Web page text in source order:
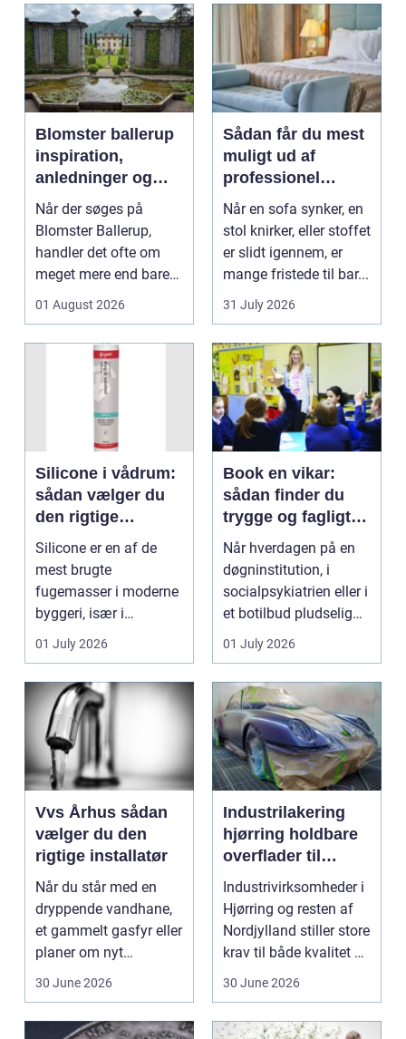
Blomster ballerup
inspiration,
anledninger og
lokale muligheder
Når der søges på
Blomster Ballerup,
handler det ofte om
meget mere end bare
Blomste...
01 August 2026
Sådan får du mest
muligt ud af
professionel
møbelpolstring
Når en sofa synker, en
stol knirker, eller stoffet
er slidt igennem, er
mange fristede til bar...
31 July 2026
Silicone i vådrum:
sådan vælger du
den rigtige
fugemasse
Silicone er en af de
mest brugte
fugemasser i moderne
byggeri, især i
badeværelser,
køkkener og andr...
01 July 2026
Book en vikar:
sådan finder du
trygge og fagligt
stærke løsninger
Når hverdagen på en
døgninstitution, i
socialpsykiatrien eller i
et botilbud pludselig
ændrer sig, k...
01 July 2026
Vvs Århus sådan
vælger du den
rigtige installatør
Når du står med en
dryppende vandhane,
et gammelt gasfyr eller
planer om nyt
30 June 2026
Industrilakering
hjørring holdbare
overflader til
industri og erhverv
Industrivirksomheder i
Hjørring og resten af
Nordjylland stiller store
krav til både kvalitet og
30 June 2026